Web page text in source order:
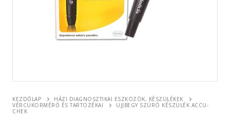
KEZDŐLAP
HÁZI DIAGNOSZTIKAI ESZKÖZÖK, KÉSZÜLÉKEK
VÉRCUKORMÉRŐ ÉS TARTOZÉKAI
UJJBEGY SZÚRÓ KÉSZÜLÉK ACCU-
CHEK